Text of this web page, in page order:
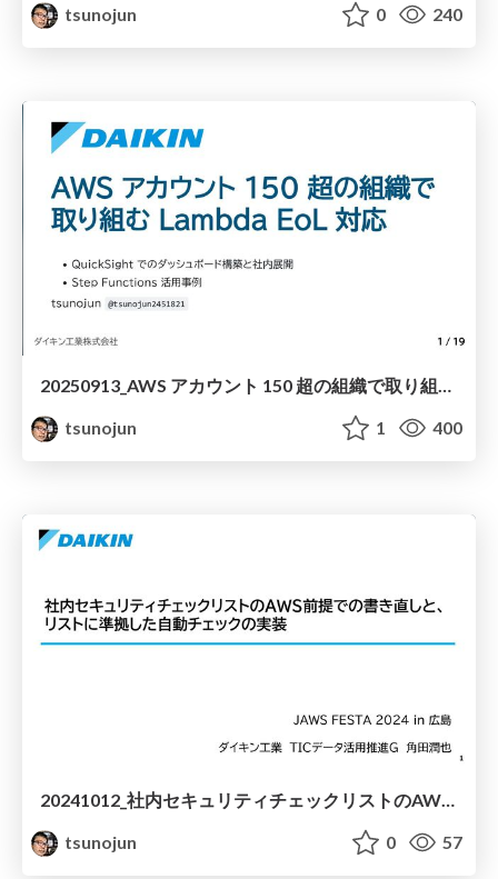
tsunojun
0 240
20250913_AWS アカウント 150 超の組織で取り組む Lambda EoL 対応
tsunojun
1 400
tsunojun
0 57